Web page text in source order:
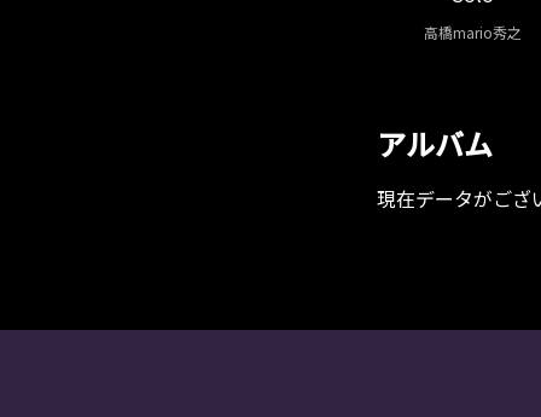
高橋mario秀之
アルバム
現在データがござ